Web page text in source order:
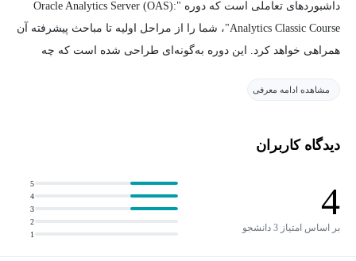
داشبوردهای تعاملی است که دوره "Oracle Analytics Server (OAS):
Analytics Classic Course"، شما را از مراحل اولیه تا مباحث پیشرفته آن
همراهی خواهد کرد. این دوره به‌گونه‌ای طراحی شده است که چه
خواهید گرفت که چگونه محیط خود را برای تحلیل داده‌ها آماده کنید.
مدیریت منابع داده پرداخته خواهد شد. شما یاد خواهید گرفت که چگونه
مشاهده ادامه معرفی
دیدگاه کاربران
4
بر اساس امتیاز 3 دانشجو
1
2
3
4
5